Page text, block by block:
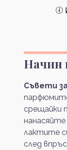
Начин
Съвети
срещайки
лактите
след